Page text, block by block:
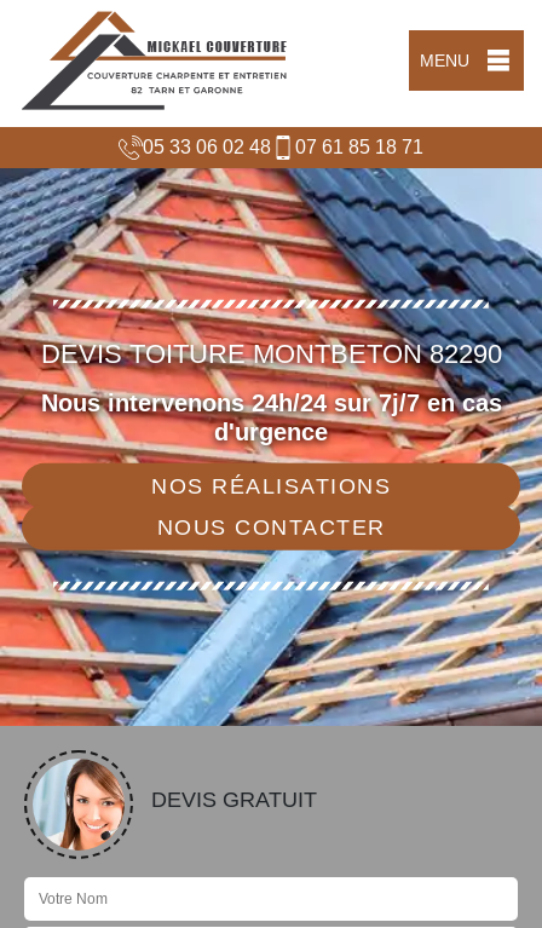
MENU
05 33 06 02 48 07 61 85 18 71
DEVIS TOITURE MONTBETON 82290
Nous intervenons 24h/24 sur 7j/7 en cas
d'urgence
NOS RÉALISATIONS
NOUS CONTACTER
DEVIS GRATUIT